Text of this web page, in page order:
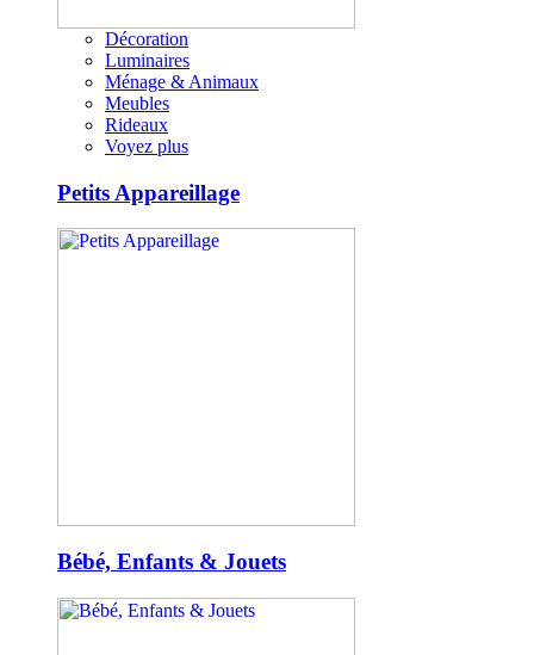
Décoration
Luminaires
Ménage & Animaux
Meubles
Rideaux
Voyez plus
Petits Appareillage
Bébé, Enfants & Jouets